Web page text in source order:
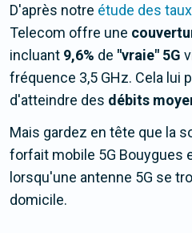
D'après notre étude des
Telecom offre une
incluant 9,6% de "vraie" 5G
fréquence 3,5 GHz. Cela lui
d'atteindre des débits
Mais gardez en tête que la
forfait mobile 5G Bouygues
lorsqu'une antenne 5G se
domicile.